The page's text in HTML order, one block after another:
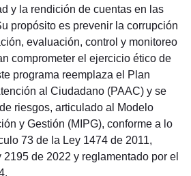
y la rendición de cuentas en las
propósito es prevenir la corrupción
evaluación, control y monitoreo
comprometer el ejercicio ético de
programa reemplaza el Plan
al Ciudadano (PAAC) y se
riesgos, articulado al Modelo
y Gestión (MIPG), conforme a lo
73 de la Ley 1474 de 2011,
de 2022 y reglamentado por el